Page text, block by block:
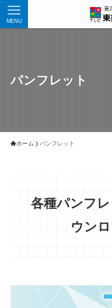
MENU
パンフレット
ホーム パンフレット
各種パンフ
ウン